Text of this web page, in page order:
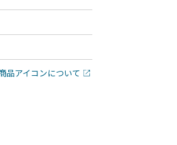
品アイコンについて